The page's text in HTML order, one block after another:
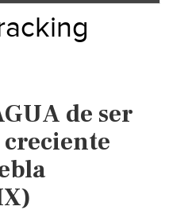
de ser
creciente